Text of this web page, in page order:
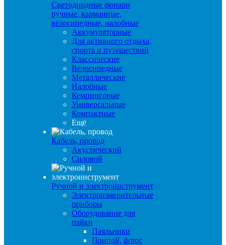
Светодиодные фонари
ручные, карманные,
велосипедные, налобные
Аккумуляторные
Для активного отдыха,
спорта и путешествий
Классические
Велосипедные
Металлические
Налобные
Кемпинговые
Универсальные
Компактные
Ещё
Кабель, провод
Акустический
Силовой
Ручной и электроинструмент
Электроизмерительные
приборы
Оборудование для
пайки
Паяльники
Припой, флюс